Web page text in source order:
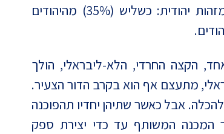
(BDS). ההתרחקות מישראל קשורה גם להתרחקות מזהות יהודית: כשליש (35%) מהיהודים
הקצה החרדי, הלא-ליבראלי, הולך
מתעצם אף הוא בקרב הדור הצעיר.
אבל כאשר שתיהן יחדיו תהפוכנה
המכנה המשותף עד כדי יצירת ספק